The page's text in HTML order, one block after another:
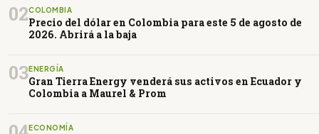
02COLOMBIA
Precio del dólar en Colombia para este 5 de agosto de
2026. Abrirá a la baja
03ENERGÍA
Gran Tierra Energy venderá sus activos en Ecuador y
Colombia a Maurel & Prom
ECONOMÍA